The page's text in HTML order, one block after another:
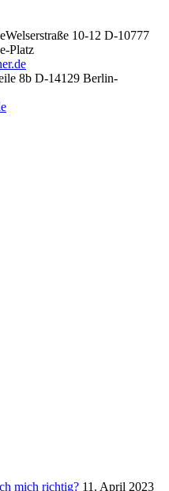
Welserstraße 10-12 D-10777
Platz
8b D-14129 Berlin-
mich richtig? 11. April 2023